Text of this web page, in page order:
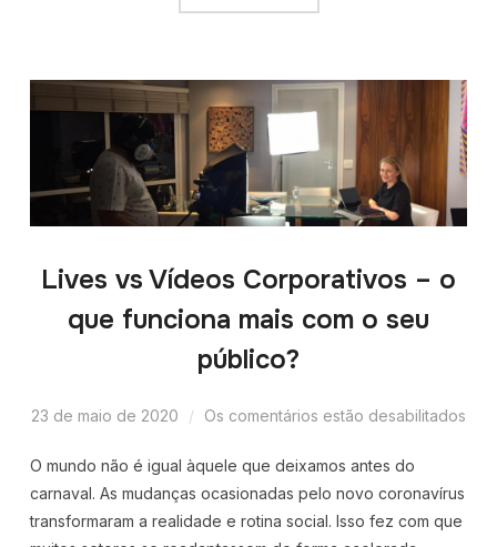
Lives vs Vídeos Corporativos – o
que funciona mais com o seu
público?
23 de maio de 2020 Os comentários estão desabilitados
O mundo não é igual àquele que deixamos antes do
carnaval. As mudanças ocasionadas pelo novo coronavírus
transformaram a realidade e rotina social. Isso fez com que